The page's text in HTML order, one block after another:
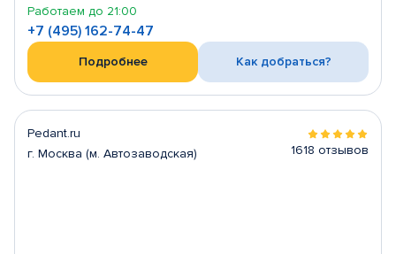
Работаем до 21:00
+7 (495) 162-74-47
Подробнее Как добраться?
Pedant.ru
г. Москва (м. Автозаводская)
1618 отзывов